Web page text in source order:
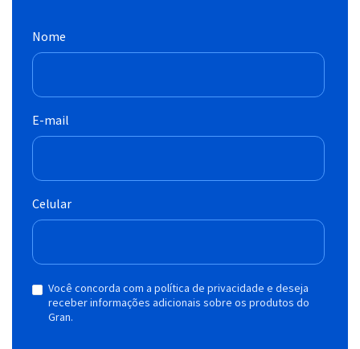
Nome
E-mail
Celular
Você concorda com a política de privacidade e deseja
receber informações adicionais sobre os produtos do
Gran.